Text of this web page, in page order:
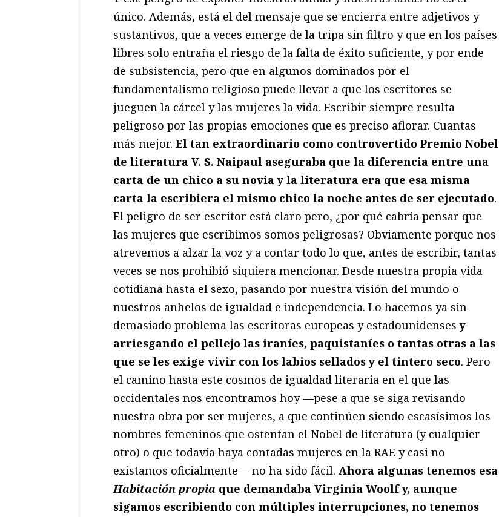
único. Además, está el del mensaje que se encierra entre adjetivos y
sustantivos, que a veces emerge de la tripa sin filtro y que en los países
libres solo entraña el riesgo de la falta de éxito suficiente, y por ende
de subsistencia, pero que en algunos dominados por el
fundamentalismo religioso puede llevar a que los escritores se
jueguen la cárcel y las mujeres la vida. Escribir siempre resulta
peligroso por las propias emociones que es preciso aflorar. Cuantas
más mejor. El tan extraordinario como controvertido Premio Nobel
de literatura V. S. Naipaul aseguraba que la diferencia entre una
carta de un chico a su novia y la literatura era que esa misma
carta la escribiera el mismo chico la noche antes de ser ejecutado.
El peligro de ser escritor está claro pero, ¿por qué cabría pensar que
las mujeres que escribimos somos peligrosas? Obviamente porque nos
atrevemos a alzar la voz y a contar todo lo que, antes de escribir, tantas
veces se nos prohibió siquiera mencionar. Desde nuestra propia vida
cotidiana hasta el sexo, pasando por nuestra visión del mundo o
nuestros anhelos de igualdad e independencia. Lo hacemos ya sin
demasiado problema las escritoras europeas y estadounidenses y
arriesgando el pellejo las iraníes, paquistaníes o tantas otras a las
que se les exige vivir con los labios sellados y el tintero seco. Pero
el camino hasta este cosmos de igualdad literaria en el que las
occidentales nos encontramos hoy —pese a que se siga revisando
nuestra obra por ser mujeres, a que continúen siendo escasísimos los
nombres femeninos que ostentan el Nobel de literatura (y cualquier
otro) o que todavía haya contadas mujeres en la RAE y casi no
existamos oficialmente— no ha sido fácil. Ahora algunas tenemos esa
Habitación propia que demandaba Virginia Woolf y, aunque
sigamos escribiendo con múltiples interrupciones, no tenemos